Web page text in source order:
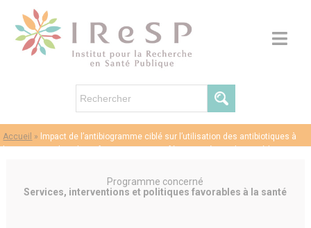
Accueil » lmpact de l’antibiogramme ciblé sur l’utilisation des antibiotiques à
large spectre dans les infections urinaires féminines à E. coli en médecine
Programme concerné
Services, interventions et politiques favorables à la santé